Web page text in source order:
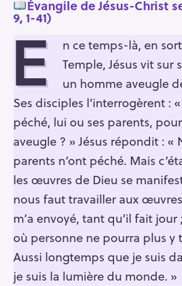
Évangile de Jésus-Christ
9, 1-41)
E
n ce temps-là, en
Temple, Jésus vit sur
un homme aveugle
Ses disciples l’interrogèrent :
péché, lui ou ses parents,
aveugle ? » Jésus répondit : «
parents n’ont péché. Mais
les œuvres de Dieu se
nous faut travailler aux
m’a envoyé, tant qu’il fait
où personne ne pourra plus y
Aussi longtemps que je suis
je suis la lumière du monde. »